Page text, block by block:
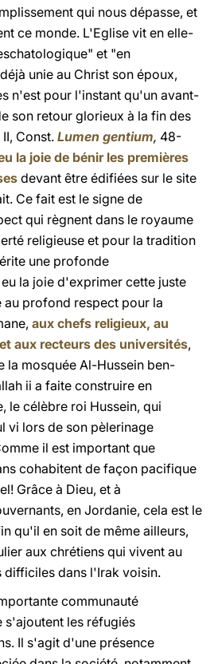
qui nous dépasse, et
ce monde. L'Eglise vit en elle-
et "en
unie au Christ son époux,
n'est pour l'instant qu'un avant-
son retour glorieux à la fin des
Const. Lumen gentium, 48-
la joie de bénir les premières
devant être édifiées sur le site
Ce fait est le signe de
qui règnent dans le royaume
religieuse et pour la tradition
une profonde
la joie d'exprimer cette juste
au profond respect pour la
aux chefs religieux, au
aux recteurs des universités,
la mosquée Al-Hussein ben-
ii a faite construire en
le célèbre roi Hussein, qui
vi lors de son pèlerinage
il est important que
cohabitent de façon pacifique
Grâce à Dieu, et à
en Jordanie, cela est le
qu'il en soit de même ailleurs,
aux chrétiens qui vivent au
difficiles dans l'Irak voisin.
communauté
s'ajoutent les réfugiés
Il s'agit d'une présence